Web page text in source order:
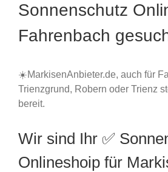
Sonnenschutz
Fahrenbach
☀️MarkisenAnbieter.de, auch für
Trienzgrund, Robern oder Trienz
bereit.
Wir sind Ihr ✅
Onlineshoip für